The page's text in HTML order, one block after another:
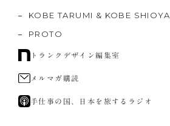
KOBE TARUMI & KOBE SHIOYA
PROTO
トランクデザイン編集室
メルマガ購読
手仕事の国、日本を旅するラジオ